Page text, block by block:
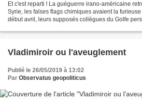
Et c'est reparti ! La guéguerre irano-américaine
Syrie, les falses flags chimiques avaient la
début avril, leurs supposés collègues du Golfe
Vladimiroir ou l'aveuglement
Publié le 26/05/2019 à 13:02
Par Observatus geopoliticus